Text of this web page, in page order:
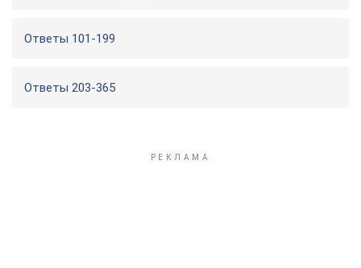
Ответы 101-199
Ответы 203-365